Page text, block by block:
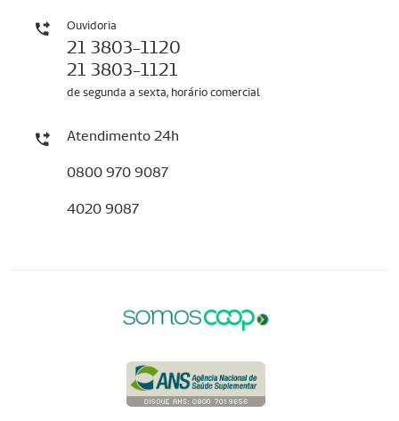
Ouvidoria
21 3803-1120
21 3803-1121
de segunda a sexta, horário comercial
Atendimento 24h
0800 970 9087
4020 9087